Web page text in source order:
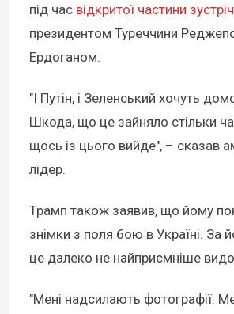
під час відкритої частини
президентом Туреччини
Ердоганом.
"І Путін, і Зеленський хочуть
Шкода, що це зайняло стільки
щось із цього вийде", – сказав
лідер.
Трамп також заявив, що йому
знімки з поля бою в Україні. За
це далеко не найприємніше
"Мені надсилають фотографії.